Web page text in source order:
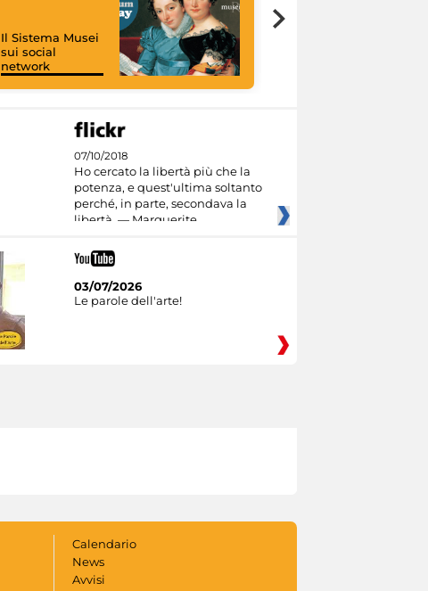
Il Sistema Musei
sui social
network
07/10/2018
Ho cercato la libertà più che la
potenza, e quest'ultima soltanto
perché, in parte, secondava la
libertà. — Marguerite
03/07/2026
Le parole dell'arte!
Calendario
News
Avvisi